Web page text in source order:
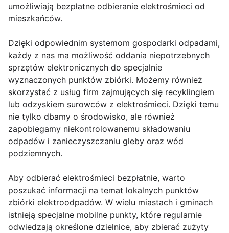
umożliwiają bezpłatne odbieranie elektrośmieci od
mieszkańców.
Dzięki odpowiednim systemom gospodarki odpadami,
każdy z nas ma możliwość oddania niepotrzebnych
sprzętów elektronicznych do specjalnie
wyznaczonych punktów zbiórki. Możemy również
skorzystać z usług firm zajmujących się recyklingiem
lub odzyskiem surowców z elektrośmieci. Dzięki temu
nie tylko dbamy o środowisko, ale również
zapobiegamy niekontrolowanemu składowaniu
odpadów i zanieczyszczaniu gleby oraz wód
podziemnych.
Aby odbierać elektrośmieci bezpłatnie, warto
poszukać informacji na temat lokalnych punktów
zbiórki elektroodpadów. W wielu miastach i gminach
istnieją specjalne mobilne punkty, które regularnie
odwiedzają określone dzielnice, aby zbierać zużyty